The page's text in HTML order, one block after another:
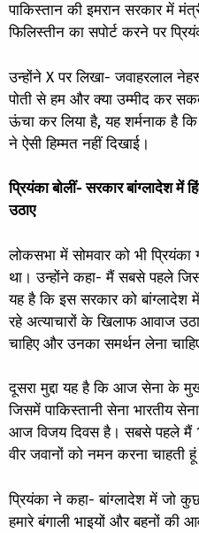
पाकिस्तान की इमरान सरकार में
फिलिस्तीन का सपोर्ट करने पर
उन्होंने X पर लिखा- जवाहरलाल
पोती से हम और क्या उम्मीद कर
ऊंचा कर लिया है, यह शर्मनाक है
ने ऐसी हिम्मत नहीं दिखाई।
प्रियंका बोलीं- सरकार बांग्लादेश
उठाए
लोकसभा में सोमवार को भी
था। उन्होंने कहा- मैं सबसे पहले जिस
यह है कि इस सरकार को बांग्लादेश
रहे अत्याचारों के खिलाफ आवाज
चाहिए और उनका समर्थन लेना
दूसरा मुद्दा यह है कि आज सेना के
जिसमें पाकिस्तानी सेना भारतीय
आज विजय दिवस है। सबसे पहले मैं
वीर जवानों को नमन करना चाहती
प्रियंका ने कहा- बांग्लादेश में जो
हमारे बंगाली भाइयों और बहनों की